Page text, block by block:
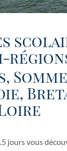
jours vous